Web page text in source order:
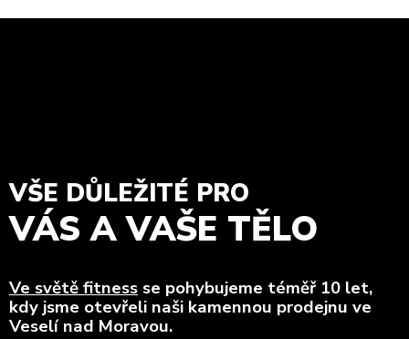
VŠE DŮLEŽITÉ PRO
VÁS A VAŠE TĚLO
Ve světě fitness se pohybujeme téměř 10 let,
kdy jsme otevřeli naši kamennou prodejnu ve
Veselí nad Moravou.